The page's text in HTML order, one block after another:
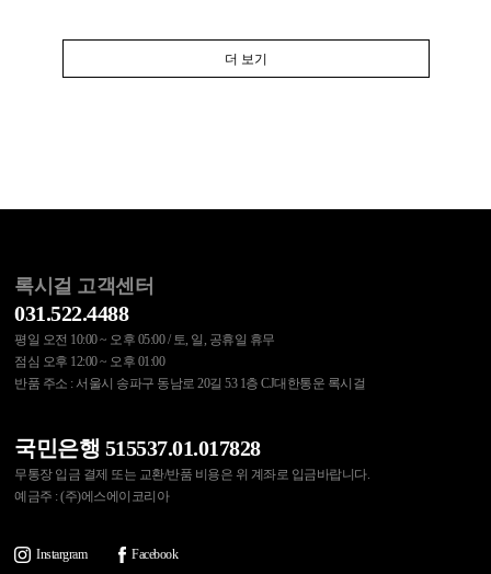
더 보기
록시걸 고객센터
031.522.4488
평일 오전 10:00 ~ 오후 05:00 / 토, 일, 공휴일 휴무
점심 오후 12:00 ~ 오후 01:00
반품 주소 : 서울시 송파구 동남로 20길 53 1층 CJ대한통운 록시걸
국민은행 515537.01.017828
무통장 입금 결제 또는 교환/반품 비용은 위 계좌로 입금바랍니다.
예금주 : (주)에스에이코리아
Instargram Facebook